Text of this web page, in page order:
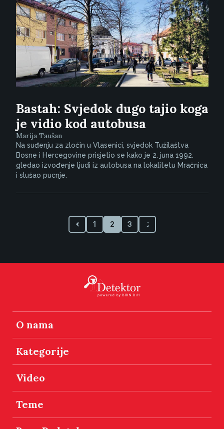
Bastah: Svjedok dugo tajio koga
je vidio kod autobusa
Marija Taušan
Na suđenju za zločin u Vlasenici, svjedok Tužilaštva
Bosne i Hercegovine prisjetio se kako je 2. juna 1992.
gledao izvođenje ljudi iz autobusa na lokalitetu Mračnica
i slušao pucnje.
1 2 3
O nama
Kategorije
Video
Teme